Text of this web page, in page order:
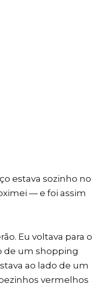
estava sozinho no
— e foi assim
Eu voltava para o
de um shopping
ao lado de um
vermelhos